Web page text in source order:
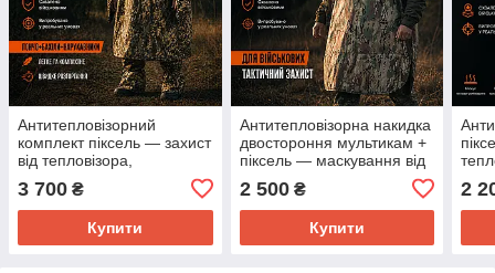
Антитепловізорний
комплект піксель — захист
від тепловізора,
тепловізора
3 700 ₴
Купити
Антитепловізорна накидка
двостороння мультикам +
піксель — маскування від
2 500₴
Купити
2